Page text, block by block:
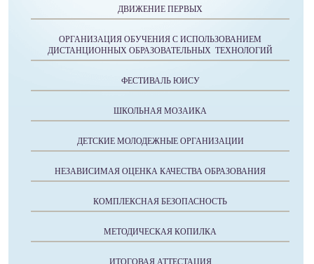
ДВИЖЕНИЕ ПЕРВЫХ
ОРГАНИЗАЦИЯ ОБУЧЕНИЯ С ИСПОЛЬЗОВАНИЕМ
ДИСТАНЦИОННЫХ ОБРАЗОВАТЕЛЬНЫХ ТЕХНОЛОГИЙ
ФЕСТИВАЛЬ ЮИСУ
ШКОЛЬНАЯ МОЗАИКА
ДЕТСКИЕ МОЛОДЕЖНЫЕ ОРГАНИЗАЦИИ
НЕЗАВИСИМАЯ ОЦЕНКА КАЧЕСТВА ОБРАЗОВАНИЯ
КОМПЛЕКСНАЯ БЕЗОПАСНОСТЬ
МЕТОДИЧЕСКАЯ КОПИЛКА
ИТОГОВАЯ АТТЕСТАЦИЯ